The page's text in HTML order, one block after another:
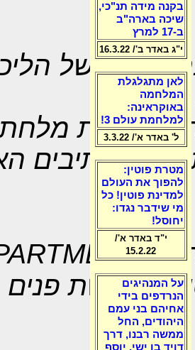
הסכר של
אצבעות
ישראלית לקווי 67 בהתאם
ה-
בבושת
בקנה מידה תנ"כי,
שיכה בארה"ב
ב-17 למרץ
י"ג באדר ב'/ 16.3.22
לאן מתגלגלת
המלחמה
באוקראינה:
למלחמת עולם 3!
ל' באדר א'/ 3.3.22
מטרת פוטין:
להפוך את העולם
למדינת פוטין! כל
מי שידבר נגדו:
יחוסל!
י"ד באדר א'/
15.2.22
על המנהיגים
הנרדפים בידי
אחיהם בני עמם
היהודים, החל
ממשה רבנו, דרך
דויד בן ישי, יוסף